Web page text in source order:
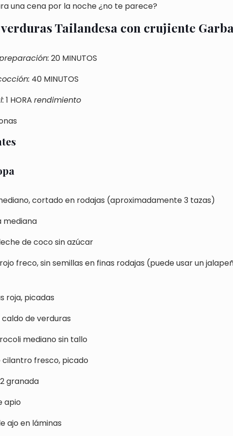
una cena por la noche ¿no te parece?
verduras Tailandesa con crujiente
20 MINUTOS
40 MINUTOS
1 HORA rendimiento
cortado en rodajas (aproximadamente 3 tazas)
mediana
de coco sin azúcar
freco, sin semillas en finas rodajas (puede usar un
roja, picadas
de verduras
mediano sin tallo
cilantro fresco, picado
granada
apio
ajo en láminas